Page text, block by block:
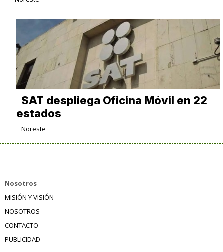
SAT despliega Oficina Móvil en 22
estados
Noreste
Nosotros
MISIÓN Y VISIÓN
NOSOTROS
CONTACTO
PUBLICIDAD